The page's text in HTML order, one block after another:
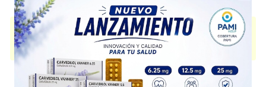
IBU APRACUR contieneibuprofenoy se indica como Analgésico
Antiinflam.
. Es producido porAustraly cuenta con 1 presentación
disponible.
Explorar más